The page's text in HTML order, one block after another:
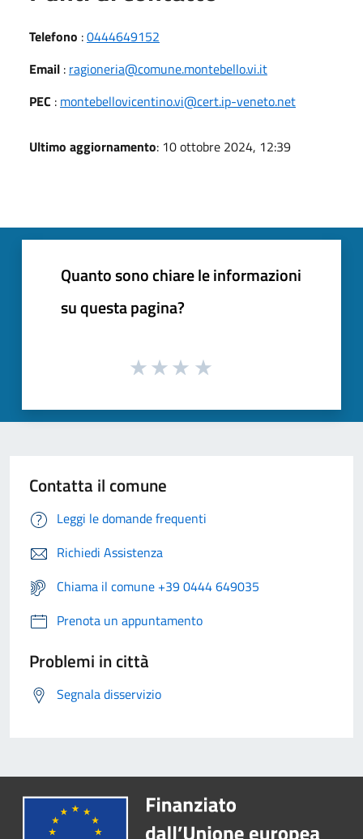
Telefono :0444649152
Email : ragioneria@comune.montebello.vi.it
PEC : montebellovicentino.vi@cert.ip-veneto.net
Ultimo aggiornamento: 10 ottobre 2024, 12:39
Quanto sono chiare le informazioni
su questa pagina?
Contatta il comune
Leggi le domande frequenti
Richiedi Assistenza
Chiama il comune +39 0444 649035
Prenota un appuntamento
Problemi in città
Segnala disservizio